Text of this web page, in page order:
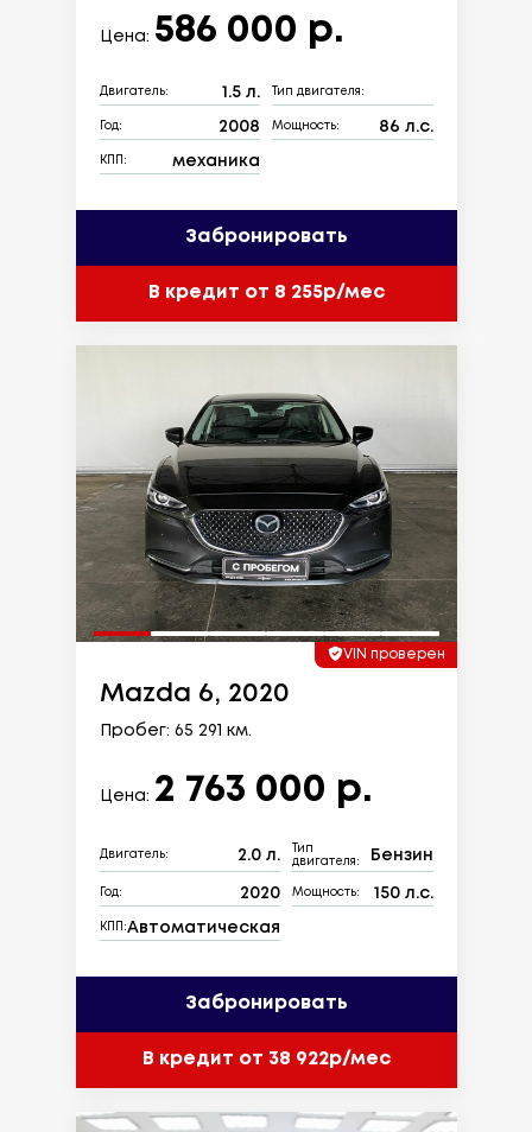
Цена: 586 000 р.
Двигатель: 1.5 л. Тип двигателя:
Год: 2008 Мощность: 86 л.с.
КПП: механика
Забронировать
В кредит от 8 255р/мес
VIN проверен
Mazda 6, 2020
Пробег: 65 291 км.
Цена: 2 763 000 р.
Двигатель: 2.0 л.
Тип
двигателя:
Бензин
Год: 2020 Мощность: 150 л.с.
КПП:Автоматическая
Забронировать
В кредит от 38 922р/мес